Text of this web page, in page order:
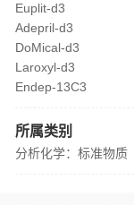
Euplit-d3
Adepril-d3
DoMical-d3
Laroxyl-d3
Endep-13C3
所属类别
分析化学：标准物质